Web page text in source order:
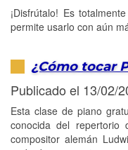
¡Disfrútalo! Es
permite usarlo con aún
¿Cómo tocar
Publicado el 13/02/
Esta clase de piano
conocida del
compositor alemán